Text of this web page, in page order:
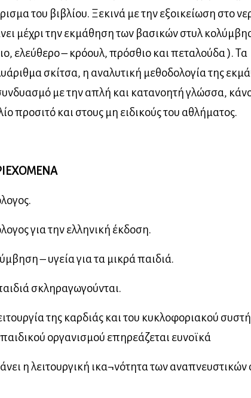
του βιβλίου. Ξεκινά με την εξοικείωση στο
μέχρι την εκμάθηση των βασικών στυλ
ελεύθερο – κρόουλ, πρόσθιο και πεταλούδα ). Τα
σκίτσα, η αναλυτική μεθοδολογία της
με την απλή και κατανοητή γλώσσα,
προσιτό και στους μη ειδικούς του αθλήματος.
για την ελληνική έκδοση.
– υγεία για τα μικρά παιδιά.
σκληραγωγούνται.
της καρδιάς και του κυκλοφοριακού
οργανισμού επηρεάζεται ευνοϊκά
η λειτουργική ικα¬νότητα των